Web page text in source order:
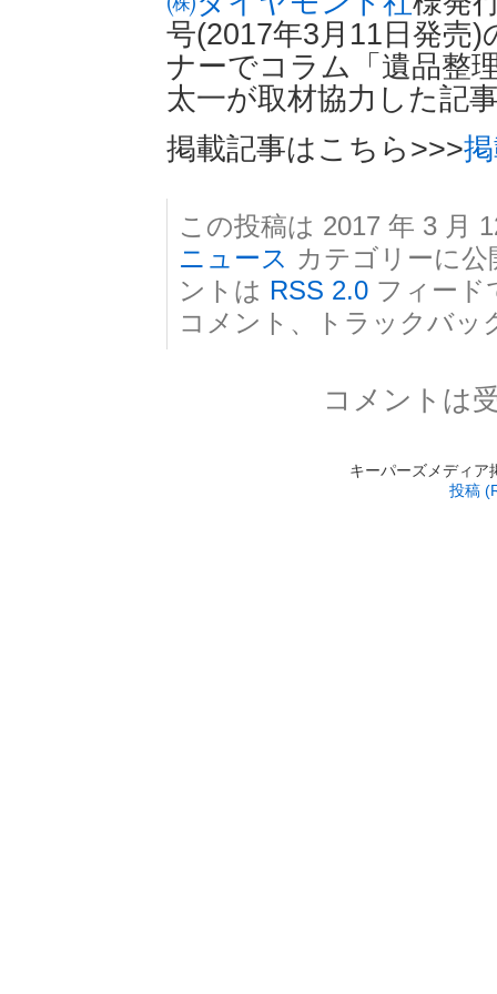
号(2017年3月11日発売
ナーでコラム「遺品整
太一が取材協力した記
掲載記事はこちら>>>
この投稿は 2017 年 3 月
ニュース カテゴリーに
ントは RSS 2.0 フィード
コメント、トラックバッ
コメントは
キーパーズメディ
投稿